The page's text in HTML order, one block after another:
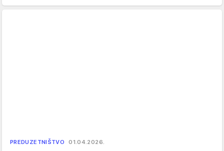
PREDUZETNIŠTVO 01.04.2026.